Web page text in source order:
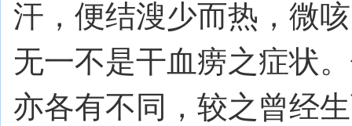
汗，便结溲少而热，微
无一不是干血痨之症状
亦各有不同，较之曾经